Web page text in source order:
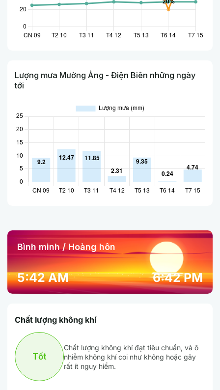
Lượng mưa Mường Ảng - Điện Biên những ngày
tới
Bình minh / Hoàng hôn
5:42 AM 6:42 PM
Chất lượng không khí
Tốt
Chất lượng không khí đạt tiêu chuẩn, và ô
nhiễm không khí coi như không hoặc gây
rất ít nguy hiểm.